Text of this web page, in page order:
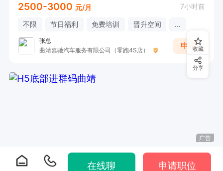
2500-3000 元/月 7小时前
不限 节日福利 免费培训 晋升空间 ...
张总
曲靖嘉驰汽车服务有限公司（零跑4S店）
申请
广告
收藏
分享
在线聊 申请职位